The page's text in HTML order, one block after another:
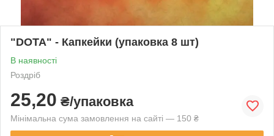
"DOTA" - Капкейки (упаковка 8 шт)
В наявності
Роздріб
25,20 ₴/упаковка
Мінімальна сума замовлення на сайті — 150 ₴